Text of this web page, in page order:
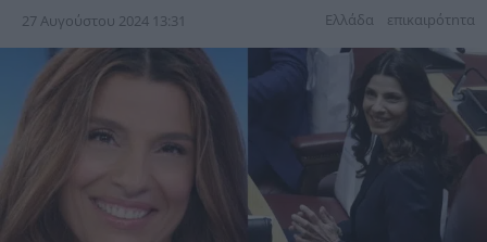
27 Αυγούστου 2024 13:31 Ελλάδα επικαιpότnτα